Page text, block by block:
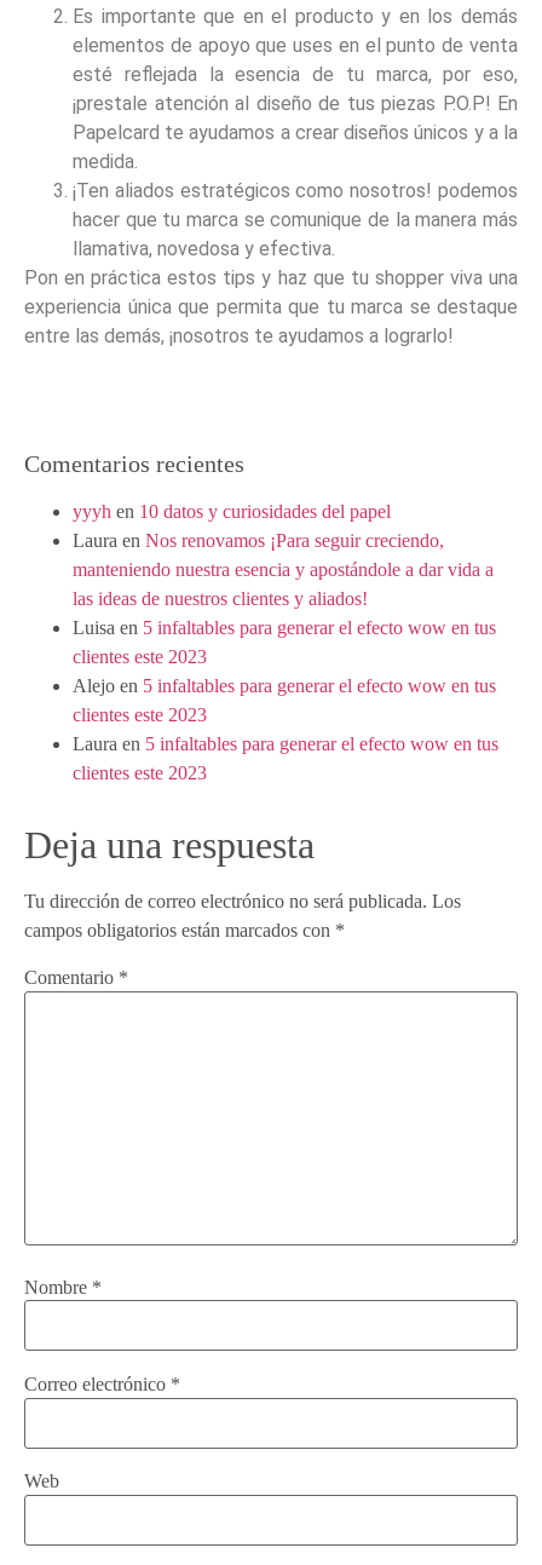
Es importante que en el producto y en los demás
elementos de apoyo que uses en el punto de venta
esté reflejada la esencia de tu marca, por eso,
¡prestale atención al diseño de tus piezas P.O.P! En
Papelcard te ayudamos a crear diseños únicos y a la
medida.
¡Ten aliados estratégicos como nosotros! podemos
hacer que tu marca se comunique de la manera más
llamativa, novedosa y efectiva.
Pon en práctica estos tips y haz que tu shopper viva una
experiencia única que permita que tu marca se destaque
entre las demás, ¡nosotros te ayudamos a lograrlo!
Comentarios recientes
yyyh en 10 datos y curiosidades del papel
Laura en Nos renovamos ¡Para seguir creciendo,
manteniendo nuestra esencia y apostándole a dar vida a
las ideas de nuestros clientes y aliados!
Luisa en 5 infaltables para generar el efecto wow en tus
clientes este 2023
Alejo en 5 infaltables para generar el efecto wow en tus
clientes este 2023
Laura en 5 infaltables para generar el efecto wow en tus
clientes este 2023
Deja una respuesta
Tu dirección de correo electrónico no será publicada. Los
campos obligatorios están marcados con *
Comentario *
Nombre *
Correo electrónico *
Web